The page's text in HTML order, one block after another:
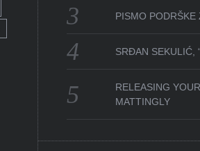
PISMO PODRŠKE
SRĐAN SEKULIĆ,
RELEASING
MATTINGLY